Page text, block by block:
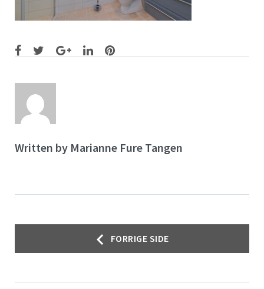
Facebook
TwitterGoogle+
LinkedInPinterest
Written by Marianne Fure Tangen
Innleggsnavigasjon
FORRIGE SIDE